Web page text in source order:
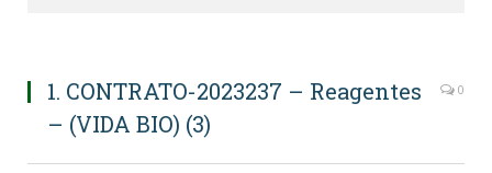
1. CONTRATO-2023237 – Reagentes
– (VIDA BIO) (3)
0